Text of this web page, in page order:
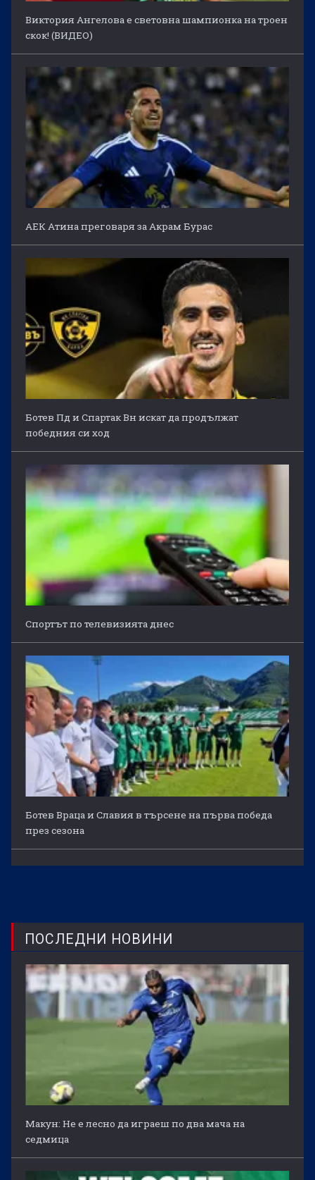
Виктория Ангелова е световна шампионка на троен
скок! (ВИДЕО)
АЕК Атина преговаря за Акрам Бурас
Ботев Пд и Спартак Вн искат да продължат
победния си ход
Спортът по телевизията днес
Ботев Враца и Славия в търсене на първа победа
през сезона
ПОСЛЕДНИ НОВИНИ
Макун: Не е лесно да играеш по два мача на
седмица